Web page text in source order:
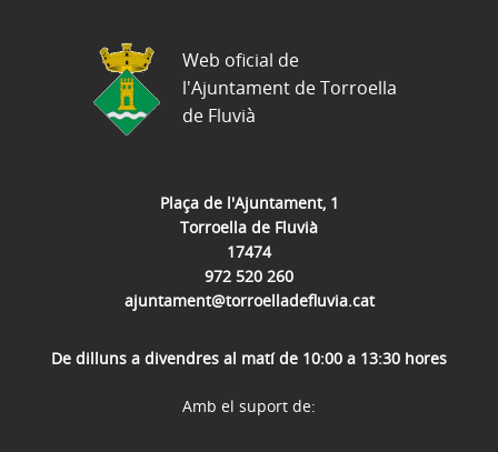
Plaça de l'Ajuntament, 1
Torroella de Fluvià
17474
972 520 260
ajuntament@torroelladefluvia.cat
De dilluns a divendres al matí de 10:00 a 13:30 hores
Web oficial de
l'Ajuntament de Torroella
de Fluvià
Amb el suport de: